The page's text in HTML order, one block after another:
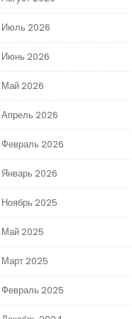
Июль 2026
Июнь 2026
Май 2026
Апрель 2026
Февраль 2026
Январь 2026
Ноябрь 2025
Май 2025
Март 2025
Февраль 2025